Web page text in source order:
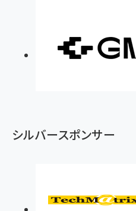
シルバースポンサー